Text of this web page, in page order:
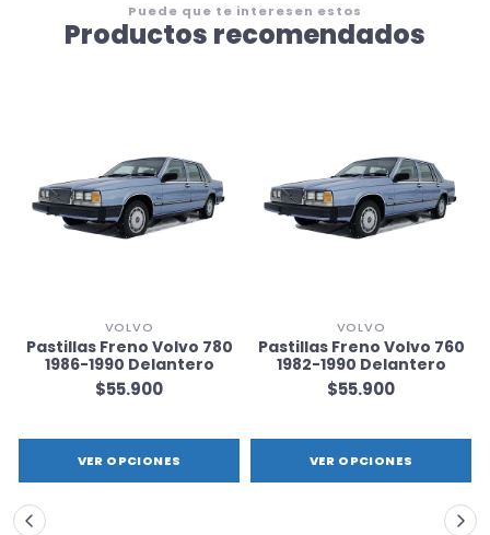
Puede que te interesen estos
Productos recomendados
VOLVO
Pastillas Freno Volvo 780
1986-1990 Delantero
$55.900
VER OPCIONES
VOLVO
Pastillas Freno Volvo 760
1982-1990 Delantero
$55.900
VER OPCIONES